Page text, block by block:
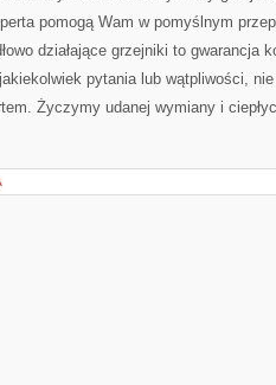
pomogą Wam w pomyślnym
działające grzejniki to‌ gwarancja
pytania⁢ lub wątpliwości,
Życzymy⁣ udanej wymiany i